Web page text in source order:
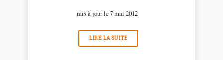
mis à jour le 7 mai 2012
LIRE LA SUITE